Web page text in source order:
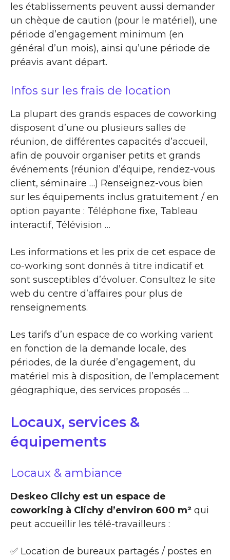
les établissements peuvent aussi demander
un chèque de caution (pour le matériel), une
période d’engagement minimum (en
général d’un mois), ainsi qu’une période de
préavis avant départ.
Infos sur les frais de location
La plupart des grands espaces de coworking
disposent d’une ou plusieurs salles de
réunion, de différentes capacités d’accueil,
afin de pouvoir organiser petits et grands
événements (réunion d’équipe, rendez-vous
client, séminaire …) Renseignez-vous bien
sur les équipements inclus gratuitement / en
option payante : Téléphone fixe, Tableau
interactif, Télévision …
Les informations et les prix de cet espace de
co-working sont donnés à titre indicatif et
sont susceptibles d’évoluer. Consultez le site
web du centre d’affaires pour plus de
renseignements.
Les tarifs d’un espace de co working varient
en fonction de la demande locale, des
périodes, de la durée d’engagement, du
matériel mis à disposition, de l’emplacement
géographique, des services proposés …
Locaux, services &
équipements
Locaux & ambiance
Deskeo Clichy est un espace de
coworking à Clichy d’environ 600 m² qui
peut accueillir les télé-travailleurs :
✅ Location de bureaux partagés / postes en